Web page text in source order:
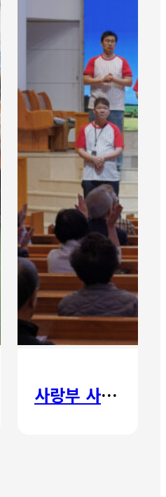
사랑부 사랑주일